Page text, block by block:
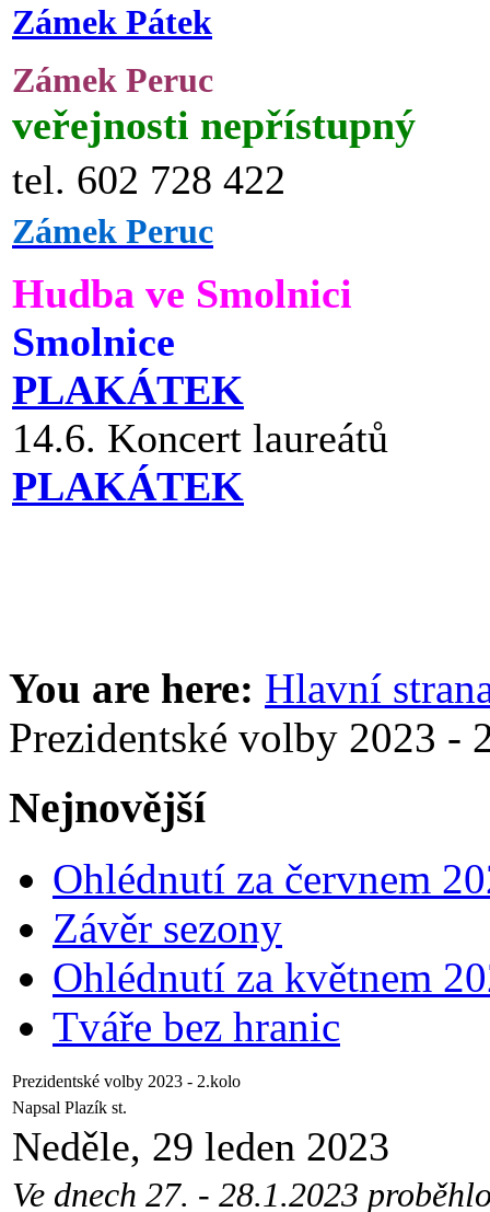
Zámek Pátek
Zámek Peruc
veřejnosti nepřístupný
tel. 602 728 422
Zámek Peruc
Hudba ve Smolnici
Smolnice
PLAKÁTEK
14.6. Koncert laureátů
PLAKÁTEK
You are here: Hlavní
Prezidentské volby 2023 -
Nejnovější
Ohlédnutí za červnem
Závěr sezony
Ohlédnutí za květnem
Tváře bez hranic
Prezidentské volby 2023 - 2.kolo
Napsal Plazík st.
Neděle, 29 leden 2023
Ve dnech 27. - 28.1.2023